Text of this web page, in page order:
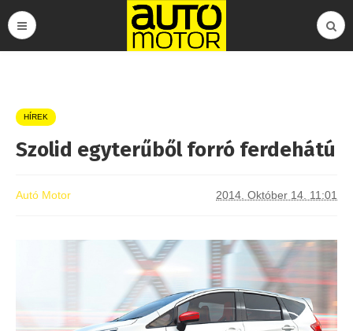
HÍREK
Szolid egyterűből forró ferdehátú
Autó Motor 2014. Október 14. 11:01